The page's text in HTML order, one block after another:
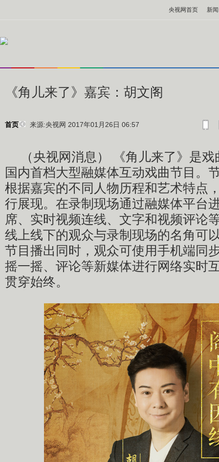
央视网首页 新闻
《角儿来了》嘉宾：胡文阁
首页 来源:央视网 2017年01月26日 06:57
（央视网消息） 《角儿来了》是
国内首档大型融媒体互动戏曲节目。
根据嘉宾的不同人物历程和艺术特点
行展现。在录制现场通过融媒体平台
席、实时视频连线、文字和视频评论
线上线下的观众与录制现场的名角可
节目播出同时，观众可使用手机端同
摇一摇、评论等新媒体进行网络实时
贯穿始终。